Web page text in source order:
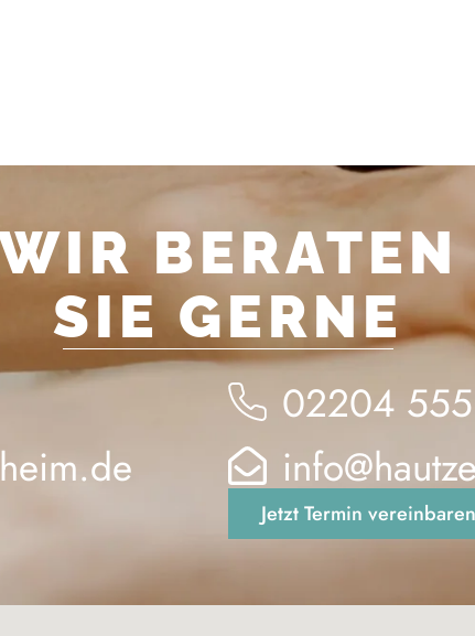
BERATEN
SIE GERNE
02204
Jetzt Termin vereinbaren